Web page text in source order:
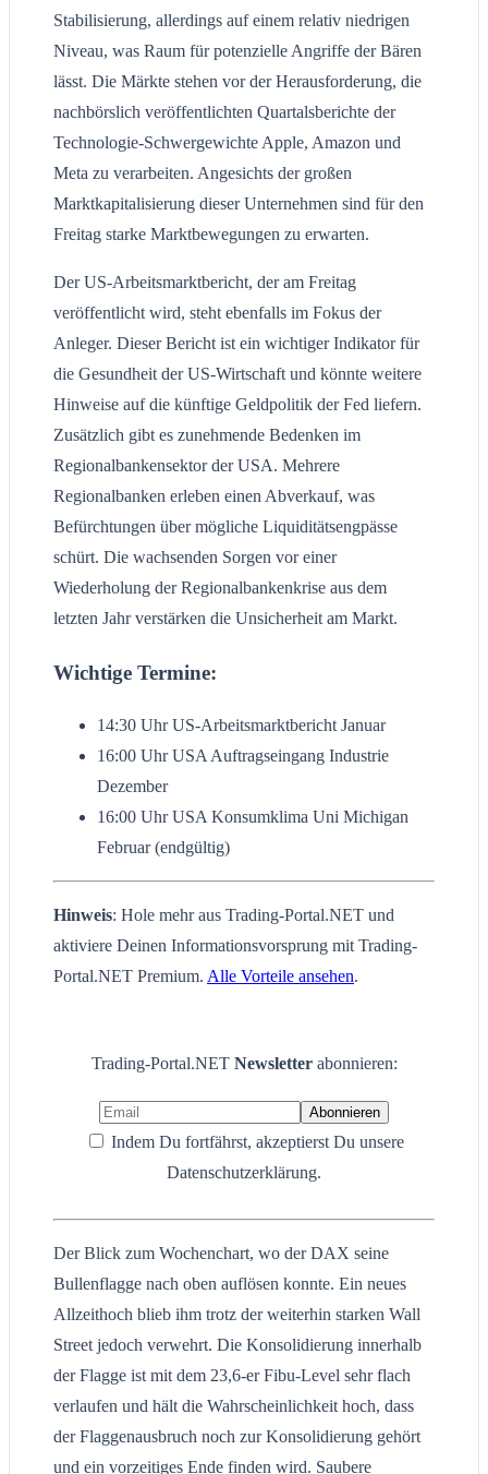
Stabilisierung, allerdings auf einem relativ niedrigen
Niveau, was Raum für potenzielle Angriffe der Bären
lässt. Die Märkte stehen vor der Herausforderung, die
nachbörslich veröffentlichten Quartalsberichte der
Technologie-Schwergewichte Apple, Amazon und
Meta zu verarbeiten. Angesichts der großen
Marktkapitalisierung dieser Unternehmen sind für den
Freitag starke Marktbewegungen zu erwarten.
Der US-Arbeitsmarktbericht, der am Freitag
veröffentlicht wird, steht ebenfalls im Fokus der
Anleger. Dieser Bericht ist ein wichtiger Indikator für
die Gesundheit der US-Wirtschaft und könnte weitere
Hinweise auf die künftige Geldpolitik der Fed liefern.
Zusätzlich gibt es zunehmende Bedenken im
Regionalbankensektor der USA. Mehrere
Regionalbanken erleben einen Abverkauf, was
Befürchtungen über mögliche Liquiditätsengpässe
schürt. Die wachsenden Sorgen vor einer
Wiederholung der Regionalbankenkrise aus dem
letzten Jahr verstärken die Unsicherheit am Markt.
Wichtige Termine:
14:30 Uhr US-Arbeitsmarktbericht Januar
16:00 Uhr USA Auftragseingang Industrie
Dezember
16:00 Uhr USA Konsumklima Uni Michigan
Februar (endgültig)
Hinweis: Hole mehr aus Trading-Portal.NET und
aktiviere Deinen Informationsvorsprung mit Trading-
Portal.NET Premium. Alle Vorteile ansehen.
Trading-Portal.NET Newsletter abonnieren:
Indem Du fortfährst, akzeptierst Du unsere
Datenschutzerklärung.
Der Blick zum Wochenchart, wo der DAX seine
Bullenflagge nach oben auflösen konnte. Ein neues
Allzeithoch blieb ihm trotz der weiterhin starken Wall
Street jedoch verwehrt. Die Konsolidierung innerhalb
der Flagge ist mit dem 23,6-er Fibu-Level sehr flach
verlaufen und hält die Wahrscheinlichkeit hoch, dass
der Flaggenausbruch noch zur Konsolidierung gehört
und ein vorzeitiges Ende finden wird. Saubere